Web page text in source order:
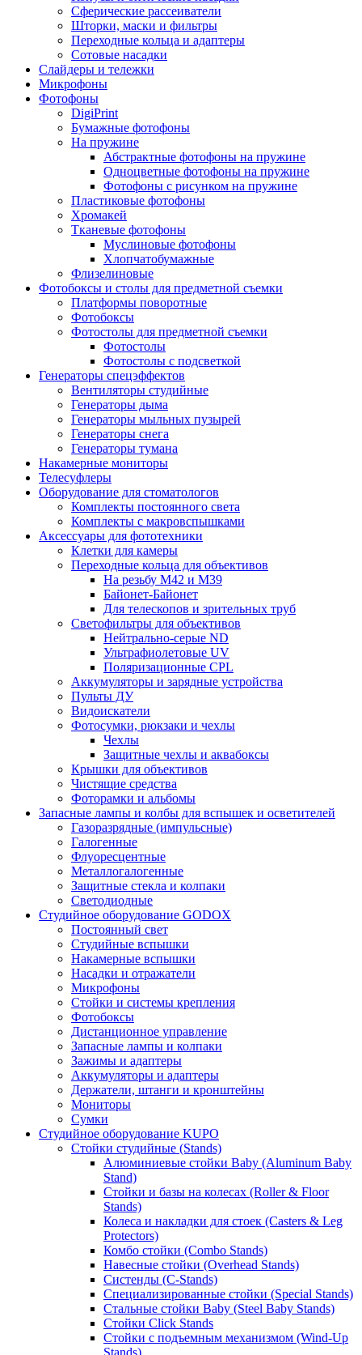
Сферические рассеиватели
Шторки, маски и фильтры
Переходные кольца и адаптеры
Сотовые насадки
Слайдеры и тележки
Микрофоны
Фотофоны
DigiPrint
Бумажные фотофоны
На пружине
Абстрактные фотофоны на пружине
Одноцветные фотофоны на пружине
Фотофоны с рисунком на пружине
Пластиковые фотофоны
Хромакей
Тканевые фотофоны
Муслиновые фотофоны
Хлопчатобумажные
Флизелиновые
Фотобоксы и столы для предметной съемки
Платформы поворотные
Фотобоксы
Фотостолы для предметной съемки
Фотостолы
Фотостолы с подсветкой
Генераторы спецэффектов
Вентиляторы студийные
Генераторы дыма
Генераторы мыльных пузырей
Генераторы снега
Генераторы тумана
Накамерные мониторы
Телесуфлеры
Оборудование для стоматологов
Комплекты постоянного света
Комплекты с макровспышками
Аксессуары для фототехники
Клетки для камеры
Переходные кольца для объективов
На резьбу М42 и М39
Байонет-Байонет
Для телескопов и зрительных труб
Светофильтры для объективов
Нейтрально-серые ND
Ультрафиолетовые UV
Поляризационные CPL
Аккумуляторы и зарядные устройства
Пульты ДУ
Видоискатели
Фотосумки, рюкзаки и чехлы
Чехлы
Защитные чехлы и аквабоксы
Крышки для объективов
Чистящие средства
Фоторамки и альбомы
Запасные лампы и колбы для вспышек и осветителей
Газоразрядные (импульсные)
Галогенные
Флуоресцентные
Металлогалогенные
Защитные стекла и колпаки
Светодиодные
Студийное оборудование GODOX
Постоянный свет
Студийные вспышки
Накамерные вспышки
Насадки и отражатели
Микрофоны
Стойки и системы крепления
Фотобоксы
Дистанционное управление
Запасные лампы и колпаки
Зажимы и адаптеры
Аккумуляторы и адаптеры
Держатели, штанги и кронштейны
Мониторы
Сумки
Студийное оборудование KUPO
Стойки студийные (Stands)
Алюминиевые стойки Baby (Aluminum Baby
Stand)
Стойки и базы на колесах (Roller & Floor
Stands)
Колеса и накладки для стоек (Casters & Leg
Protectors)
Комбо стойки (Combo Stands)
Навесные стойки (Overhead Stands)
Систенды (C-Stands)
Специализированные стойки (Special Stands)
Стальные стойки Baby (Steel Baby Stands)
Стойки Click Stands
Стойки с подъемным механизмом (Wind-Up
Stands)